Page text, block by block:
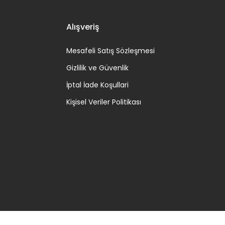
Alışveriş
Mesafeli Satış Sözleşmesi
Gizlilik ve Güvenlik
İptal İade Koşullari
Kişisel Veriler Politikası